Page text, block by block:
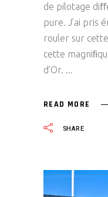
de pilotage
pure. J’ai pris
rouler sur
cette
d’Or.
READ MORE
SHARE